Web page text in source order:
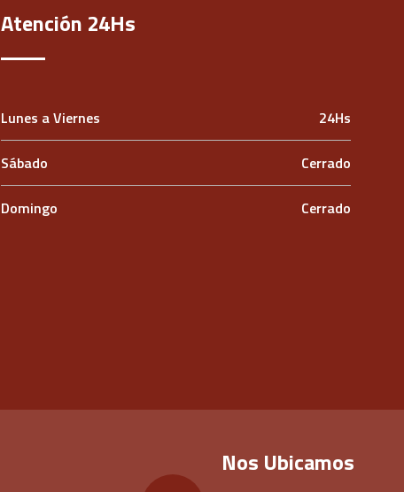
Atención 24Hs
Lunes a Viernes 24Hs
Sábado Cerrado
Domingo Cerrado
Nos Ubicamos